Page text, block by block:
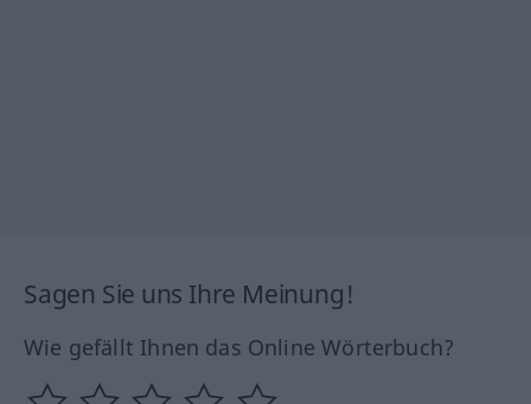
Sagen Sie uns Ihre Meinung!
Wie gefällt Ihnen das Online Wörterbuch?